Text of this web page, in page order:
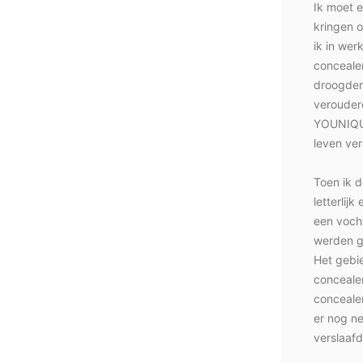
Ik moet
kringen
ik in
leven
Toen ik
letterlijk
een
werden
Het
er nog